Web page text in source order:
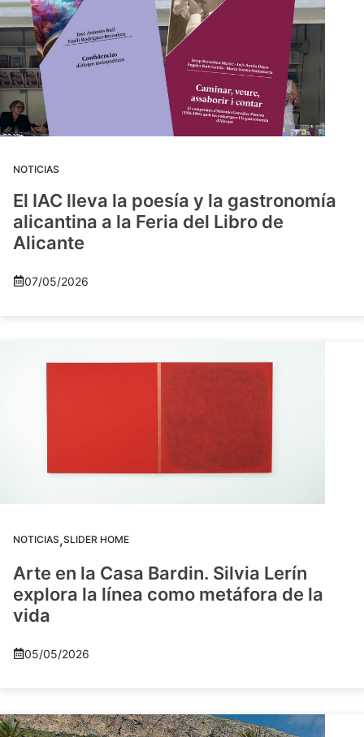
NOTICIAS
El IAC lleva la poesía y la gastronomía
alicantina a la Feria del Libro de
Alicante
07/05/2026
NOTICIAS,SLIDER HOME
Arte en la Casa Bardin. Silvia Lerín
explora la línea como metáfora de la
vida
05/05/2026